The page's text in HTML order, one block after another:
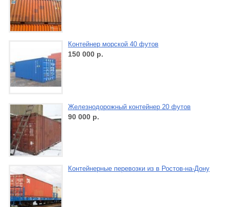
Контейнер морской 40 футов
150 000 р.
Железнодорожный контейнер 20 футов
90 000 р.
Контейнерные перевозки из в Ростов-на-Дону